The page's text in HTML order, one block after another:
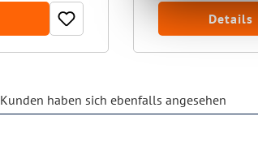
Details
Kunden haben sich ebenfalls angesehen